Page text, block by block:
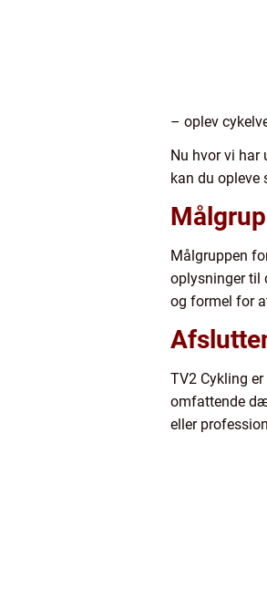
– oplev
Nu hvor vi har
kan du opleve
Målgruppen
oplysninger til
og formel for
TV2 Cykling
omfattende
eller